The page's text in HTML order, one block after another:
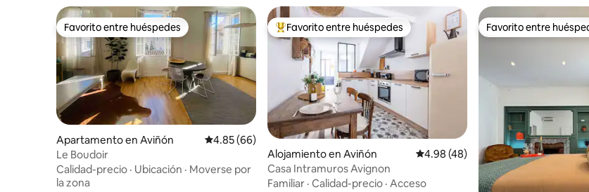
Favorito entre huéspedes
Favorito entre huéspedes
Apartamento en Aviñón Calificación promedio: 4.85 de 5, 66 reseñas
4.85 (66)
Le Boudoir
Calidad-precio · Ubicación · Moverse por
la zona
Favorito entre huéspedes preferido
Favorito entre huéspedes
Alojamiento en Aviñón Calificación promedio: 4.98 de 5,
4.98 (48)
Casa Intramuros Avignon
Familiar · Calidad-precio · Acceso
Favorito entre
Favorito entre